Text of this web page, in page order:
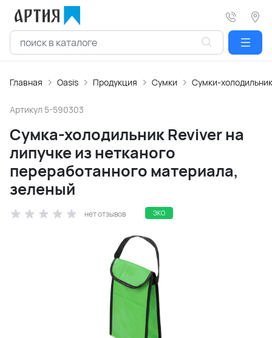
Главная Oasis Продукция Сумки Сумки-
Артикул 5-590303
Сумка-холодильник Reviver на
липучке из нетканого
переработанного материала,
зеленый
нет отзывов ЭКО